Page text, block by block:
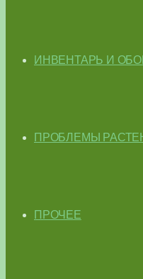
ИНВЕНТАРЬ И
ПРОБЛЕМЫ
ПРОЧЕЕ